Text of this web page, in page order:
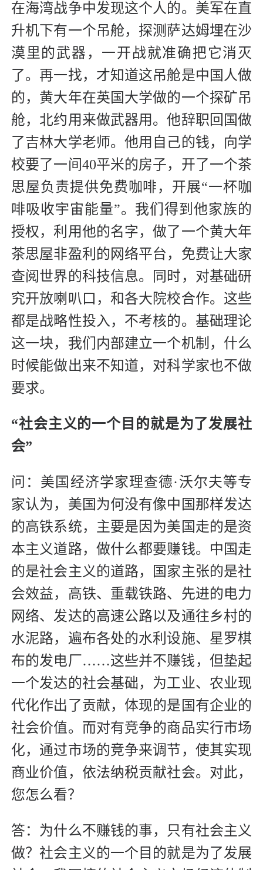
在海湾战争中发现这个人的。美军在直
升机下有一个吊舱，探测萨达姆埋在沙
漠里的武器，一开战就准确把它消灭
了。再一找，才知道这吊舱是中国人做
的，黄大年在英国大学做的一个探矿吊
舱，北约用来做武器用。他辞职回国做
了吉林大学老师。他用自己的钱，向学
校要了一间40平米的房子，开了一个茶
思屋负责提供免费咖啡，开展“一杯咖
啡吸收宇宙能量”。我们得到他家族的
授权，利用他的名字，做了一个黄大年
茶思屋非盈利的网络平台，免费让大家
查阅世界的科技信息。同时，对基础研
究开放喇叭口，和各大院校合作。这些
都是战略性投入，不考核的。基础理论
这一块，我们内部建立一个机制，什么
时候能做出来不知道，对科学家也不做
要求。
“社会主义的一个目的就是为了发展社
会”
问：美国经济学家理查德·沃尔夫等专
家认为，美国为何没有像中国那样发达
的高铁系统，主要是因为美国走的是资
本主义道路，做什么都要赚钱。中国走
的是社会主义的道路，国家主张的是社
会效益，高铁、重载铁路、先进的电力
网络、发达的高速公路以及通往乡村的
水泥路，遍布各处的水利设施、星罗棋
布的发电厂……这些并不赚钱，但垫起
一个发达的社会基础，为工业、农业现
代化作出了贡献，体现的是国有企业的
社会价值。而对有竞争的商品实行市场
化，通过市场的竞争来调节，使其实现
商业价值，依法纳税贡献社会。对此，
您怎么看？
答：为什么不赚钱的事，只有社会主义
做？社会主义的一个目的就是为了发展